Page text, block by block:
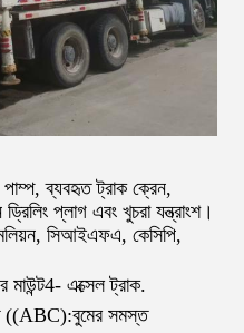
ব্যবহৃত ট্রাক ক্রেন,
প্লাগ এবং খুচরা যন্ত্রাংশ।
সিআইএফএ, কেসিপি,
4- এক্সেল ট্রাক.
((ABC):বুমের সমস্ত